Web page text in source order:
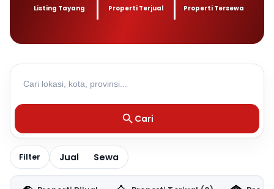
Listing Tayang Properti Terjual Properti Tersewa
Cari
Filter Jual Sewa